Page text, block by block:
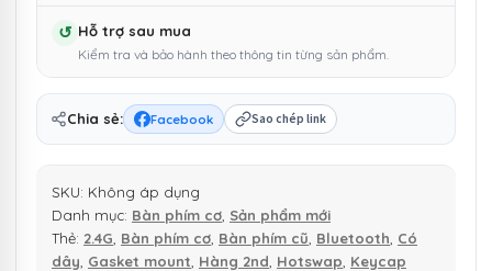
RGB
|
Gasket
Mount
số
lượng
↺ Hỗ trợ sau mua
Kiểm tra và bảo hành theo thông tin từng sản phẩm.
Chia sẻ: Facebook Sao chép link
SKU: Không áp dụng
Danh mục: Bàn phím cơ Sản phẩm mới
Thẻ: 2.4G Bàn phím cơ Bàn phím cũ Bluetooth Có
dây Gasket mount Hàng 2nd Hotswap Keycap